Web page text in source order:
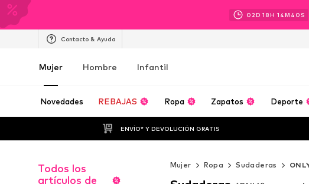
02D 18H 14M 38 S
Contacto & Ayuda
Mujer Hombre Infantil
Novedades REBAJAS Ropa Zapatos Deporte
ENVÍO* Y DEVOLUCIÓN GRATIS
Todos los
artículos de
Mujer Ropa Sudaderas